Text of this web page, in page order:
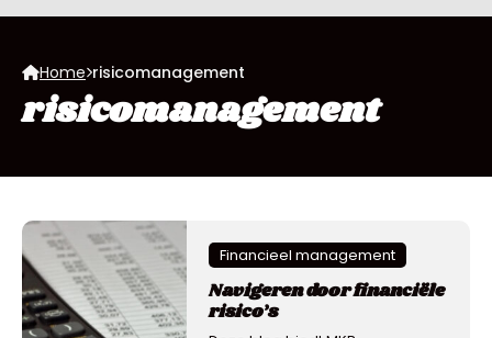
Home risicomanagement
risicomanagement
Financieel management
Navigeren door financiële
risico’s